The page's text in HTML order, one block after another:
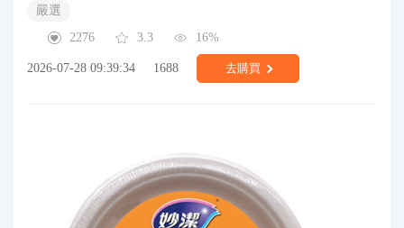
嚴選
2276
3.3 16%
2026-07-28 09:39:34 1688 去購買